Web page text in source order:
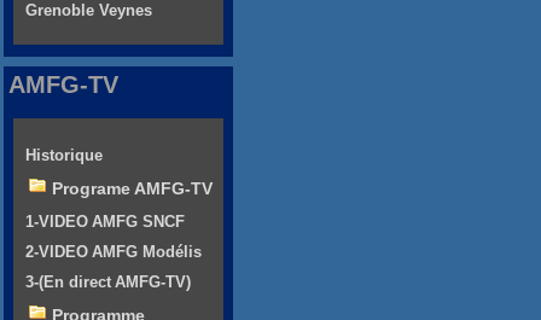
Grenoble Veynes
AMFG-TV
Historique
Programe AMFG-TV
1-VIDEO AMFG SNCF
2-VIDEO AMFG Modélis
3-(En direct AMFG-TV)
Programme